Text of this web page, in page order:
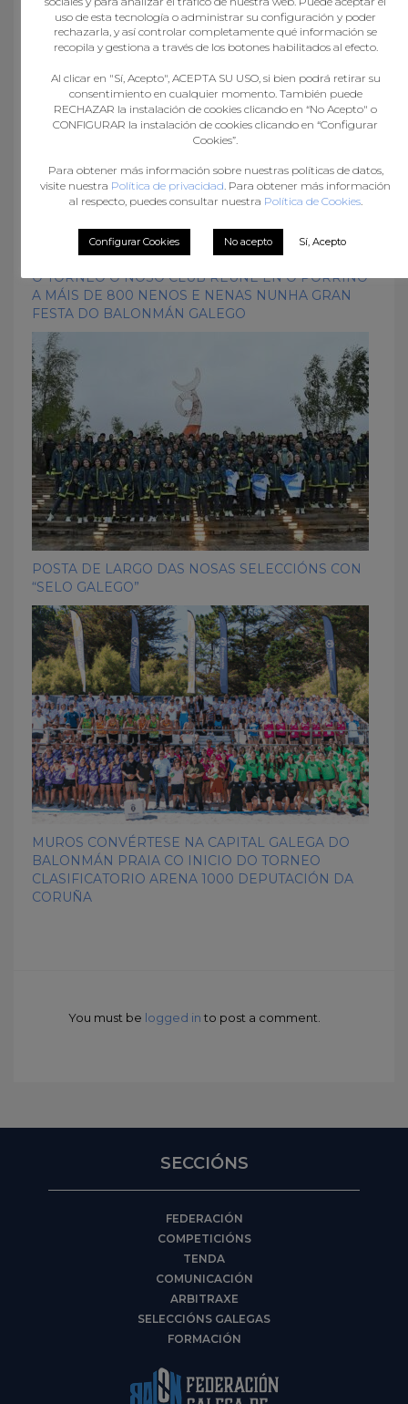
O TORNEO O NOSO CLUB REÚNE EN O PORRIÑO
A MÁIS DE 800 NENOS E NENAS NUNHA GRAN
FESTA DO BALONMÁN GALEGO
POSTA DE LARGO DAS NOSAS SELECCIÓNS CON
“SELO GALEGO”
MUROS CONVÉRTESE NA CAPITAL GALEGA DO
BALONMÁN PRAIA CO INICIO DO TORNEO
CLASIFICATORIO ARENA 1000 DEPUTACIÓN DA
CORUÑA
You must be logged in to post a comment.
SECCIÓNS
FEDERACIÓN
COMPETICIÓNS
TENDA
COMUNICACIÓN
ARBITRAXE
SELECCIÓNS GALEGAS
FORMACIÓN
uso de esta tecnología o administrar su configuración y poder
rechazarla, y así controlar completamente qué información se
recopila y gestiona a través de los botones habilitados al efecto.
Al clicar en "Sí, Acepto", ACEPTA SU USO, si bien podrá retirar su
consentimiento en cualquier momento. También puede
RECHAZAR la instalación de cookies clicando en “No Acepto" o
CONFIGURAR la instalación de cookies clicando en “Configurar
Cookies”.
Para obtener más información sobre nuestras políticas de datos,
visite nuestra Política de privacidad. Para obtener más información
al respecto, puedes consultar nuestra Política de Cookies.
Configurar Cookies No acepto Sí, Acepto